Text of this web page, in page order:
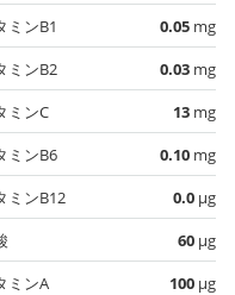
ミンB1
0.05 mg
ミンB2
0.03 mg
ミンC
13 mg
ミンB6
0.10 mg
ミンB12
0.0 µg
60 µg
ミンA
100 µg